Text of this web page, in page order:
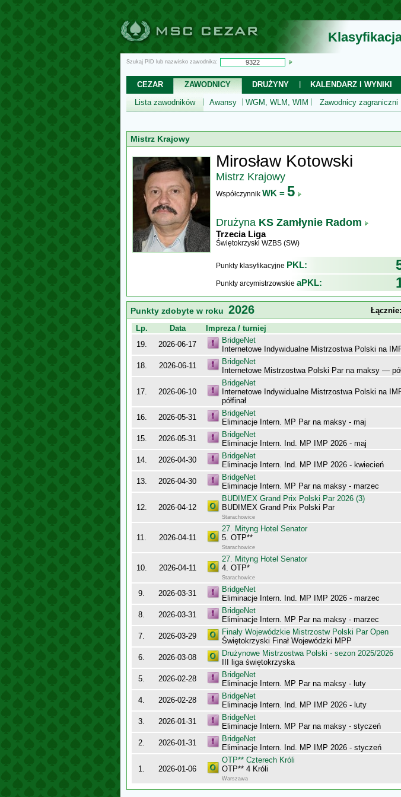
Szukaj PID lub nazwisko zawodnika:
CEZAR ZAWODNICY DRUŻYNY KALENDARZ I WYNIKI
Lista zawodników
Awansy WGM, WLM, WIM Zawodnicy zagraniczni
Mistrz Krajowy
Mirosław Kotowski
Mistrz Krajowy
Współczynnik WK = 5
Drużyna KS Zamłynie Radom
Trzecia Liga
Świętokrzyski WZBS (SW)
Punkty klasyfikacyjne PKL:
Punkty arcymistrzowskie aPKL:
Punkty zdobyte w roku 2026 Łącznie:
Lp. Data Impreza / turniej
19.
2026-06-17
BridgeNet
Internetowe Indywidualne Mistrzostwa Polski na
18. 2026-06-11
BridgeNet
Internetowe Mistrzostwa Polski Par na maksy —
17. 2026-06-10
BridgeNet
Internetowe Indywidualne Mistrzostwa Polski na
półfinał
16. 2026-05-31
BridgeNet
Eliminacje Intern. MP Par na maksy - maj
15. 2026-05-31
BridgeNet
Eliminacje Intern. Ind. MP IMP 2026 - maj
14. 2026-04-30
BridgeNet
Eliminacje Intern. Ind. MP IMP 2026 - kwiecień
13. 2026-04-30
BridgeNet
Eliminacje Intern. MP Par na maksy - marzec
12. 2026-04-12
BUDIMEX Grand Prix Polski Par 2026 (3)
BUDIMEX Grand Prix Polski Par
Starachowice
11. 2026-04-11
27. Mityng Hotel Senator
5. OTP**
Starachowice
10. 2026-04-11
27. Mityng Hotel Senator
4. OTP*
Starachowice
9. 2026-03-31
BridgeNet
Eliminacje Intern. Ind. MP IMP 2026 - marzec
8. 2026-03-31
BridgeNet
Eliminacje Intern. MP Par na maksy - marzec
7. 2026-03-29
Finały Wojewódzkie Mistrzostw Polski Par Open
Świętokrzyski Finał Wojewódzki MPP
6. 2026-03-08
Drużynowe Mistrzostwa Polski - sezon 2025/2026
III liga świętokrzyska
5. 2026-02-28
BridgeNet
Eliminacje Intern. MP Par na maksy - luty
4. 2026-02-28
BridgeNet
Eliminacje Intern. Ind. MP IMP 2026 - luty
3. 2026-01-31
BridgeNet
Eliminacje Intern. MP Par na maksy - styczeń
2. 2026-01-31
BridgeNet
Eliminacje Intern. Ind. MP IMP 2026 - styczeń
1. 2026-01-06
OTP** Czterech Króli
OTP** 4 Króli
Warszawa